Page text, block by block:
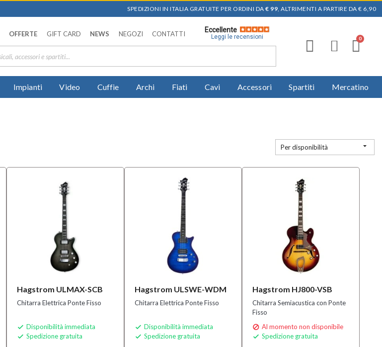
SPEDIZIONI IN ITALIA GRATUITE PER ORDINI DA € 99, ALTRIMENTI A PARTIRE DA € 6,90
OFFERTE GIFT CARD NEWS NEGOZI CONTATTI
Eccellente
Leggi le recensioni
Impianti Video Cuffie Archi Fiati Cavi Accessori Spartiti Mercatino
Per disponibilità 
Hagstrom ULMAX-SCB
Chitarra Elettrica Ponte Fisso
 Disponibilità immediata
 Spedizione gratuita
Hagstrom ULSWE-WDM
Chitarra Elettrica Ponte Fisso
 Disponibilità immediata
 Spedizione gratuita
Hagstrom HJ800-VSB
Chitarra Semiacustica con Ponte
Fisso
 Al momento non disponibile
 Spedizione gratuita